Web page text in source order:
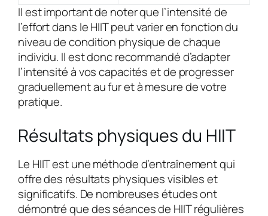
Il est important de noter que l’intensité de
l’effort dans le HIIT peut varier en fonction du
niveau de condition physique de chaque
individu. Il est donc recommandé d’adapter
l’intensité à vos capacités et de progresser
graduellement au fur et à mesure de votre
pratique.
Résultats physiques du HIIT
Le HIIT est une méthode d’entraînement qui
offre des résultats physiques visibles et
significatifs. De nombreuses études ont
démontré que des séances de HIIT régulières